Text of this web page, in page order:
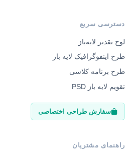
دسترسی سریع
لوح تقدیر لایه‌باز
طرح اینفوگرافیک لایه باز
طرح برنامه کلاسی
تقویم لایه باز PSD
سفارش طراحی اختصاصی
راهنمای مشتریان